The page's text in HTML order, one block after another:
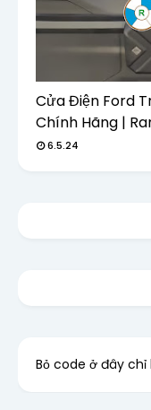
Cửa Điện Ford
Chính Hãng |
6.5.24
Bỏ code ở đây